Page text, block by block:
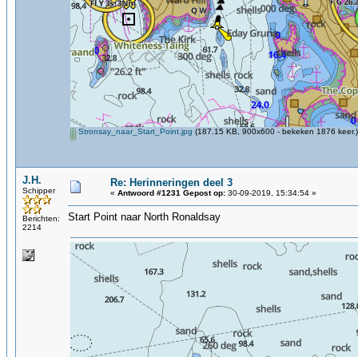
Stronsay_naar_Start_Point.jpg (187.15 KB, 900x600 - bekeken 1876 keer.)
J.H.
Schipper
Berichten:
2214
Re: Herinneringen deel 3
« Antwoord #1231 Gepost op: 30-09-2019, 15:34:54 »
Start Point naar North Ronaldsay